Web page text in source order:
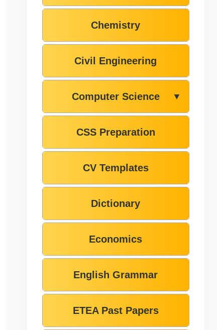
Chemistry
Civil Engineering
Computer Science ▼
CSS Preparation
CV Templates
Dictionary
Economics
English Grammar
ETEA Past Papers